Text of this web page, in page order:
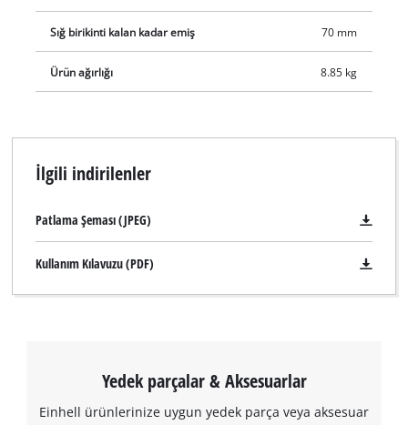
Sığ birikinti kalan kadar emiş 70 mm
Ürün ağırlığı 8.85 kg
İlgili indirilenler
Patlama Şeması (JPEG)
Kullanım Kılavuzu (PDF)
Yedek parçalar & Aksesuarlar
Einhell ürünlerinize uygun yedek parça veya aksesuar